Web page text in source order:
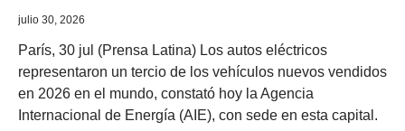
julio 30, 2026
París, 30 jul (Prensa Latina) Los autos eléctricos
representaron un tercio de los vehículos nuevos vendidos
en 2026 en el mundo, constató hoy la Agencia
Internacional de Energía (AIE), con sede en esta capital.